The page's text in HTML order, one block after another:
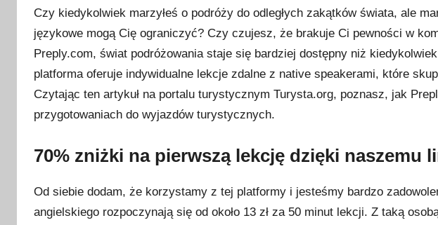
u
b
i
k
n
4
Czy kiedykolwiek marzyłeś o podróży do odległych zakątków świata, ale
językowe mogą Cię ograniczyć? Czy czujesz, że brakuje Ci pewności w
Preply.com, świat podróżowania staje się bardziej dostępny niż
platforma oferuje indywidualne lekcje zdalne z native speakerami, które
Czytając ten artykuł na portalu turystycznym Turysta.org, poznasz, jak
przygotowaniach do wyjazdów turystycznych.
70% zniżki na pierwszą lekcję dzięki naszemu
Od siebie dodam, że korzystamy z tej platformy i jesteśmy bardzo
angielskiego rozpoczynają się od około 13 zł za 50 minut lekcji. Z taką